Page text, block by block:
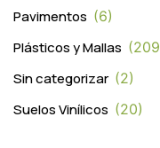
Pavimentos 6
Plásticos y Mallas 209
Sin categorizar 2
Suelos Vinílicos 20